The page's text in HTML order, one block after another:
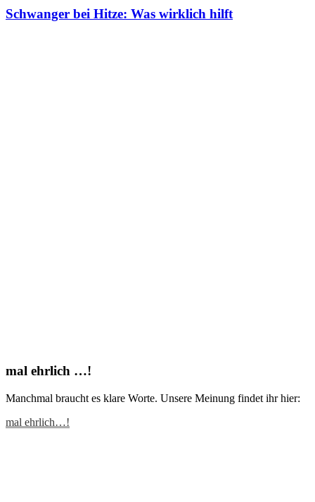
Schwanger bei Hitze: Was wirklich hilft
mal ehrlich …!
Manchmal braucht es klare Worte. Unsere Meinung findet ihr hier:
mal ehrlich…!